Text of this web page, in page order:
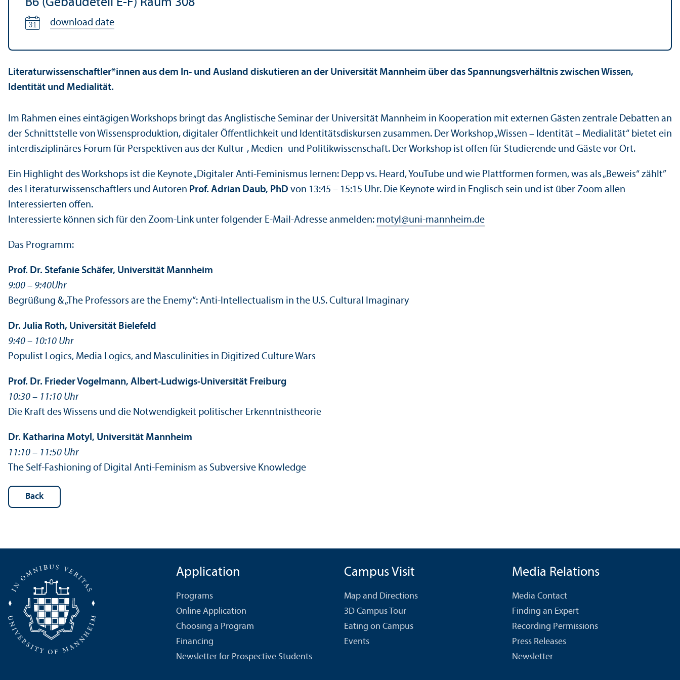
download date
Literaturwissenschaftler*innen aus dem In- und Ausland diskutieren an der Universität Mannheim über das Spannungsverhältnis zwischen Wissen,
Identität und Medialität.
Im Rahmen eines eintägigen Workshops bringt das Anglistische Seminar der Universität Mannheim in Kooperation mit externen Gästen zentrale Debatten an
der Schnittstelle von Wissensproduktion, digitaler Öffentlichkeit und Identitätsdiskursen zusammen. Der Workshop „Wissen – Identität – Medialität“ bietet ein
interdisziplinäres Forum für Perspektiven aus der Kultur-, Medien- und Politikwissenschaft. Der Workshop ist offen für Studierende und Gäste vor Ort.
Ein Highlight des Workshops ist die Keynote „Digitaler Anti-Feminismus lernen: Depp vs. Heard, YouTube und wie Plattformen formen, was als „Beweis“ zählt”
des Literaturwissenschaftlers und Autoren Prof. Adrian Daub, PhD von 13:45 – 15:15 Uhr. Die Keynote wird in Englisch sein und ist über Zoom allen
Interessierten offen.
Interessierte können sich für den Zoom-Link unter folgender E-Mail-Adresse anmelden: motyl @uni-mannheim.de
Das Programm:
Prof. Dr. Stefanie Schäfer, Universität Mannheim
9:00 – 9:40Uhr
Begrüßung & „The Professors are the Enemy“: Anti-Intellectualism in the U.S. Cultural Imaginary
Dr. Julia Roth, Universität Bielefeld
9:40 – 10:10 Uhr
Populist Logics, Media Logics, and Masculinities in Digitized Culture Wars
Prof. Dr. Frieder Vogelmann, Albert-Ludwigs-Universität Freiburg
10:30 – 11:10 Uhr
Die Kraft des Wissens und die Notwendigkeit politischer Erkenntnistheorie
Dr. Katharina Motyl, Universität Mannheim
11:10 – 11:50 Uhr
The Self-Fashioning of Digital Anti-Feminism as Subversive Knowledge
Back
Application
Programs
Online Application
Choosing a Program
Financing
Newsletter for Prospective Students
Campus Visit
Map and Directions
3D Campus Tour
Eating on Campus
Events
Media Relations
Media Contact
Finding an Expert
Recording Permissions
Press Releases
Newsletter